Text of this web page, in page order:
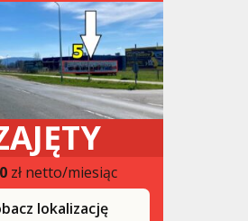
zł netto/miesiąc
lokalizację